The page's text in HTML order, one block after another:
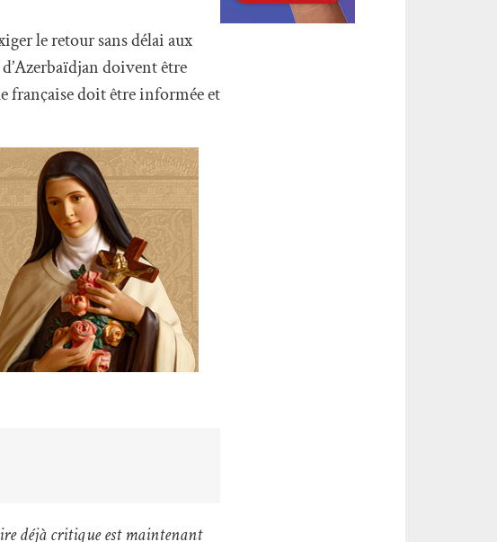
le retour sans délai aux
doivent être
française doit être informée et
déjà critique est maintenant